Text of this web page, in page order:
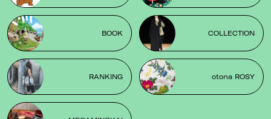
BOOK COLLECTION
RANKING otona ROSY